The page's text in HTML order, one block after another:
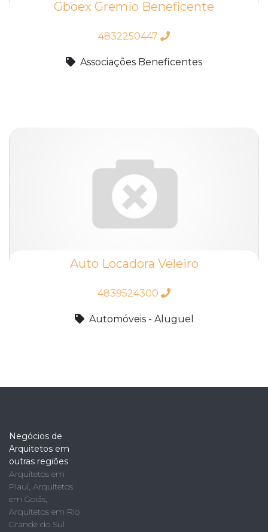
Gboex Gremio Beneficente
4832250447
Associações Beneficentes
Auto Locadora Veleiro
4839524300
Automóveis - Aluguel
Negócios de
Arquitetos em
outras regiões
Arquitetos em
Piauí, Arquitetos
em Goiás,
Arquitetos em Rio
Grande do Sul